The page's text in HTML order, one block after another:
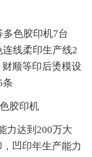
色胶印机7台
线柔印生产线2
顺等印后烫模设
条
胶印机
达到200万大
凹印年生产能力